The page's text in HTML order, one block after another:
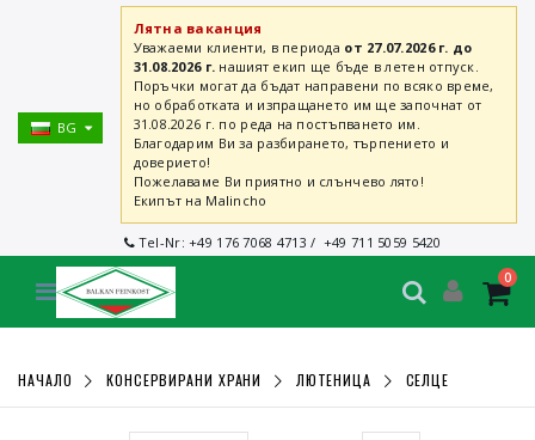
BG
Лятна ваканция
Уважаеми клиенти, в периода от 27.07.2026 г. до
31.08.2026 г. нашият екип ще бъде в летен отпуск.
Поръчки могат да бъдат направени по всяко време,
но обработката и изпращането им ще започнат от
31.08.2026 г. по реда на постъпването им.
Благодарим Ви за разбирането, търпението и
доверието!
Пожелаваме Ви приятно и слънчево лято!
Екипът на Malincho
Tel-Nr:+49 176 7068 4713 / +49 711 5059 5420
0
НАЧАЛО КОНСЕРВИРАНИ ХРАНИ ЛЮТЕНИЦА СЕЛЦЕ